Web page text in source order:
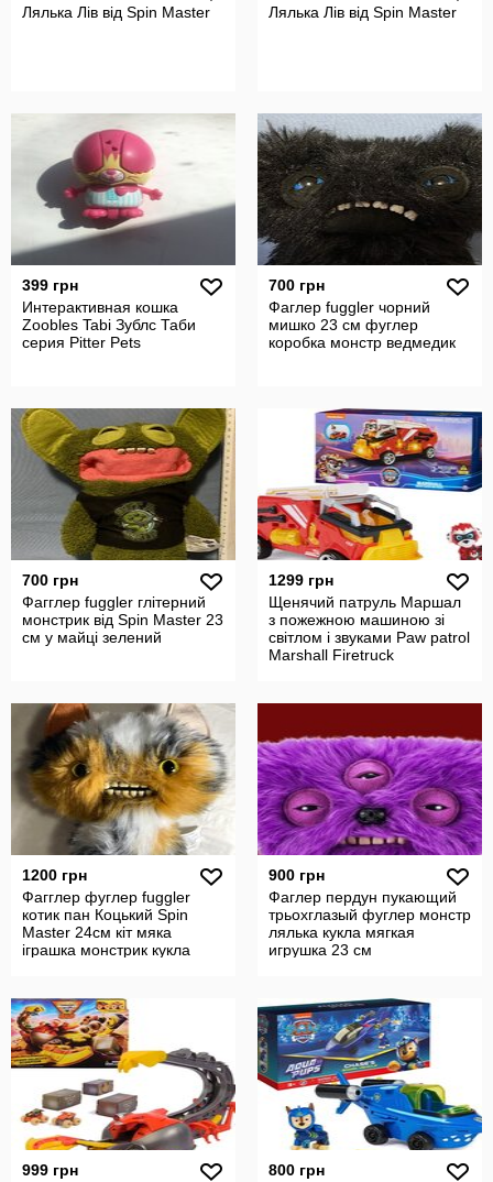
Лялька Лів від Spin Master Лялька Лів від Spin Master
399 грн
Интерактивная кошка
Zoobles Tabi Зублс Таби
серия Pitter Pets
700 грн
Фаглер fuggler чорний
мишко 23 см фуглер
коробка монстр ведмедик
700 грн
Фагглер fuggler глітерний
монстрик від Spin Master 23
см у майці зелений
1299 грн
Щенячий патруль Маршал
з пожежною машиною зі
світлом і звуками Paw patrol
Marshall Firetruck
1200 грн
Фагглер фуглер fuggler
котик пан Коцький Spin
Master 24см кіт мяка
іграшка монстрик кукла
900 грн
Фаглер пердун пукающий
трьохглазый фуглер монстр
лялька кукла мягкая
игрушка 23 см
999 грн
800 грн